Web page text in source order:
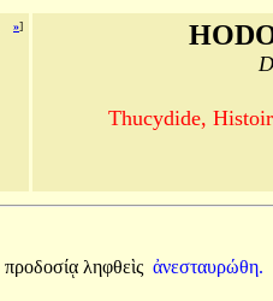
»]
Thucydide,
προδοσίᾳ ληφθεὶς ἀνεσταυρώθη.